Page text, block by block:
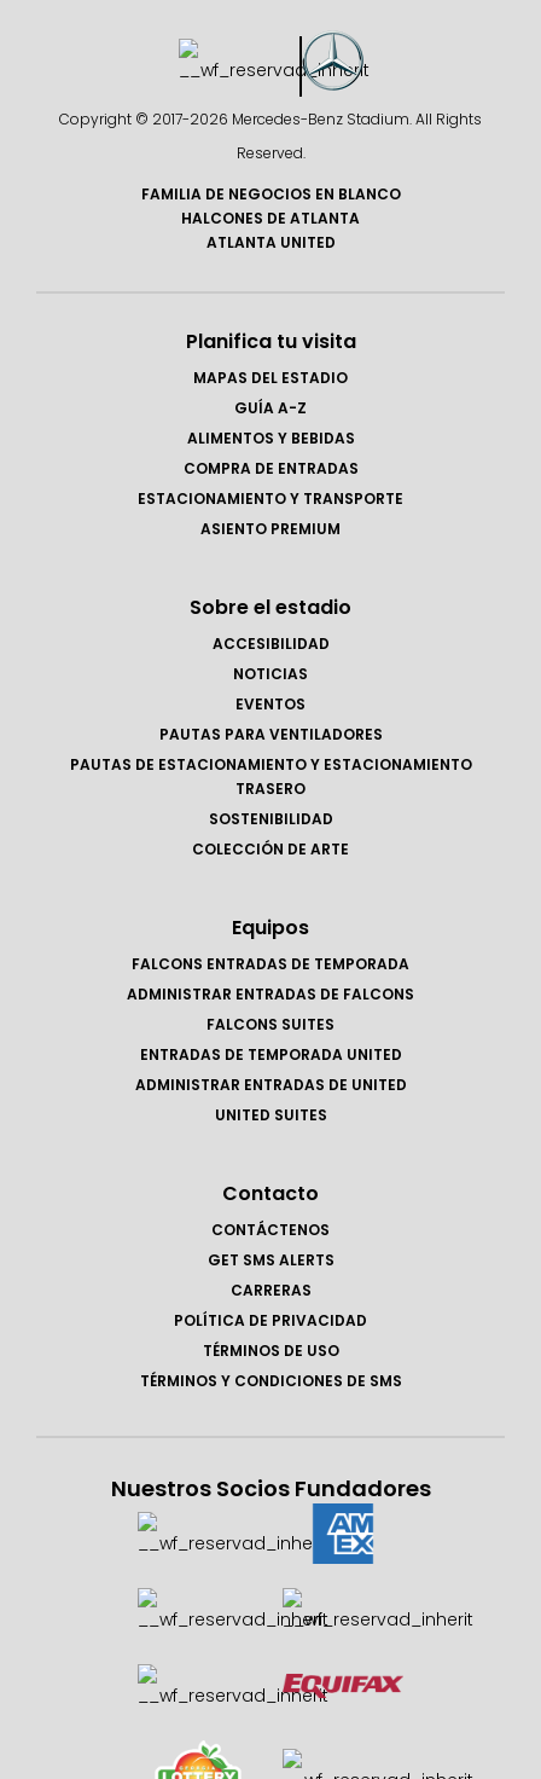
Copyright © 2017-2026 Mercedes-Benz Stadium. All Rights
Reserved.
FAMILIA DE NEGOCIOS EN BLANCO
HALCONES DE ATLANTA
ATLANTA UNITED
Planifica tu visita
MAPAS DEL ESTADIO
GUÍA A-Z
ALIMENTOS Y BEBIDAS
COMPRA DE ENTRADAS
ESTACIONAMIENTO Y TRANSPORTE
ASIENTO PREMIUM
Sobre el estadio
ACCESIBILIDAD
NOTICIAS
EVENTOS
PAUTAS PARA VENTILADORES
PAUTAS DE ESTACIONAMIENTO Y ESTACIONAMIENTO
TRASERO
SOSTENIBILIDAD
COLECCIÓN DE ARTE
Equipos
FALCONS ENTRADAS DE TEMPORADA
ADMINISTRAR ENTRADAS DE FALCONS
FALCONS SUITES
ENTRADAS DE TEMPORADA UNITED
ADMINISTRAR ENTRADAS DE UNITED
UNITED SUITES
Contacto
CONTÁCTENOS
GET SMS ALERTS
CARRERAS
POLÍTICA DE PRIVACIDAD
TÉRMINOS DE USO
TÉRMINOS Y CONDICIONES DE SMS
Nuestros Socios Fundadores